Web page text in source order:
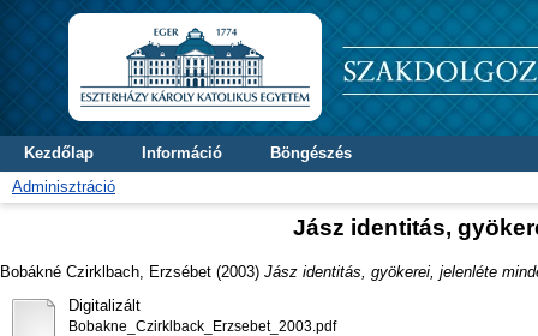
Kezdőlap Információ
Böngészés
Adminisztráció
Jász identitás,
Bobákné Czirklbach, Erzsébet (2003) Jász identitás, gyökerei, jelenléte
Digitalizált
Bobakne_Czirklback_Erzsebet_2003.pdf